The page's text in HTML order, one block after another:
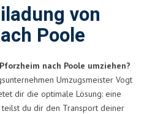
von
Poole
nach Poole umziehen?
Umzugsmeister Vogt
dir die optimale Lösung: eine
teilst du dir den Transport deiner